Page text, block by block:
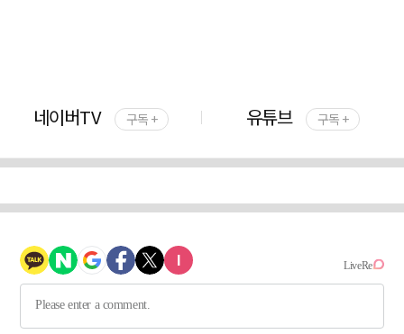
네이버TV 구독 + 유튜브 구독 +